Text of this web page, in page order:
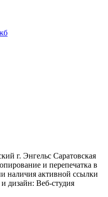
г. Энгельс Саратовская
и перепечатка в
наличия активной ссылки
дизайн: Веб-студия